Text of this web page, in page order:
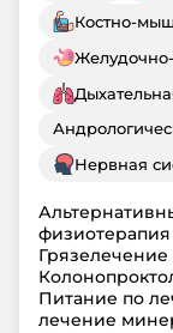
Костно-
Нервная
Питание по
лечение